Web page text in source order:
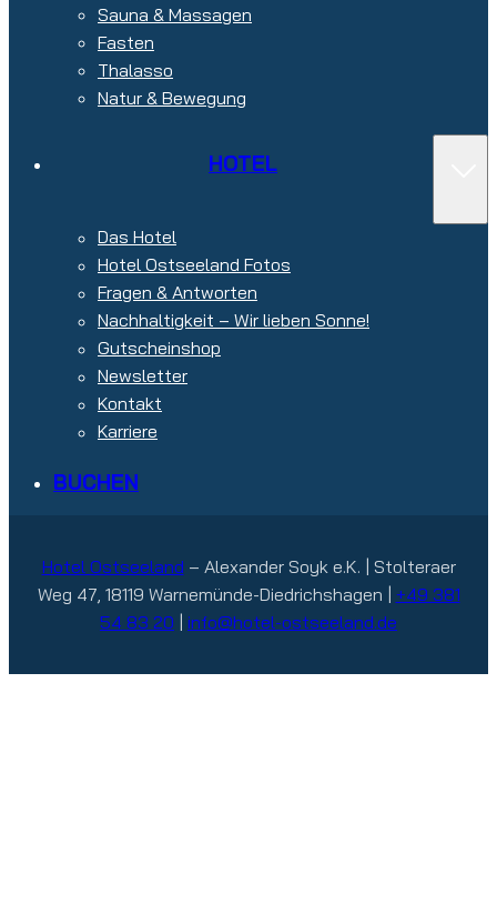
Sauna & Massagen
Fasten
Thalasso
Natur & Bewegung
HOTEL
Das Hotel
Hotel Ostseeland Fotos
Fragen & Antworten
Nachhaltigkeit – Wir lieben Sonne!
Gutscheinshop
Newsletter
Kontakt
Karriere
BUCHEN
Hotel Ostseeland – Alexander Soyk e.K. | Stolteraer
Weg 47, 18119 Warnemünde-Diedrichshagen | +49 381
54 83 20 | info@hotel-ostseeland.de